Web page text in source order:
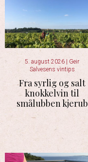
5. august 2026
Geir
Salvesens vintips
Fra syrlig og salt
knokkelvin til
smålubben kjerub